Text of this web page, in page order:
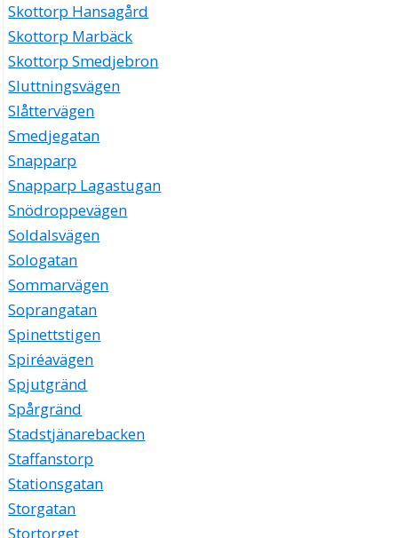
Skottorp Hansagård
Skottorp Marbäck
Skottorp Smedjebron
Sluttningsvägen
Slåttervägen
Smedjegatan
Snapparp
Snapparp Lagastugan
Snödroppevägen
Soldalsvägen
Sologatan
Sommarvägen
Soprangatan
Spinettstigen
Spiréavägen
Spjutgränd
Spårgränd
Stadstjänarebacken
Staffanstorp
Stationsgatan
Storgatan
Stortorget